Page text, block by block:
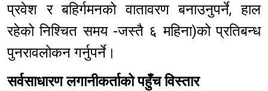
प्रवेश र बहिर्गमनको वातावरण बनाउनुपर्ने, हाल
रहेको निश्चित समय -जस्तै ६ महिना)को प्रतिबन्ध
पुनरावलोकन गर्नुपर्ने।
सर्वसाधारण लगानीकर्ताको पहुँच विस्तार